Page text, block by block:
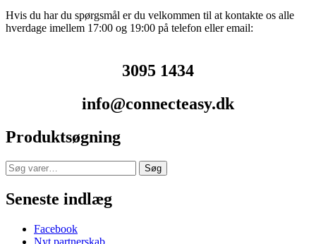
Hvis du har du spørgsmål er du velkommen til at kontakte os alle
hverdage imellem 17:00 og 19:00 på telefon eller email:
3095 1434
info@connecteasy.dk
Produktsøgning
Søg
efter:
Søg
Seneste indlæg
Facebook
Nyt partnerskab